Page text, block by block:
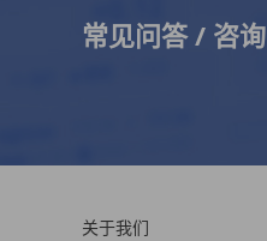
常见问答 / 咨询
关于我们